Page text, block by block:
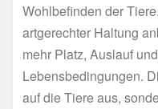
Wohlbefinden der
artgerechter Haltung
mehr Platz, Auslauf
Lebensbedingungen.
auf die Tiere aus,